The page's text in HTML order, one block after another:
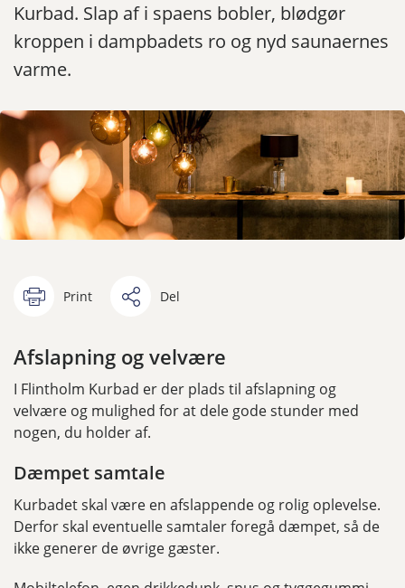
Kurbad. Slap af i spaens bobler, blødgør
kroppen i dampbadets ro og nyd saunaernes
varme.
Print Del
Afslapning og velvære
I Flintholm Kurbad er der plads til afslapning og
velvære og mulighed for at dele gode stunder med
nogen, du holder af.
Dæmpet samtale
Kurbadet skal være en afslappende og rolig oplevelse.
Derfor skal eventuelle samtaler foregå dæmpet, så de
ikke generer de øvrige gæster.